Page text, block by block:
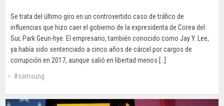
Se trata del último giro en un controvertido caso de tráfico de
influencias que hizo caer el gobierno de la expresidenta de Corea del
Sur, Park Geun-hye. El empresario, también conocido como Jay Y. Lee,
ya había sido sentenciado a cinco años de cárcel por cargos de
corrupción en 2017, aunque salió en libertad menos […]
samsung